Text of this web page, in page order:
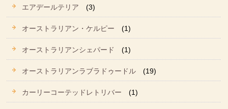
エアデールテリア (3)
オーストラリアン・ケルピー (1)
オーストラリアンシェパード (1)
オーストラリアンラブラドゥードル (19)
カーリーコーテッドレトリバー (1)